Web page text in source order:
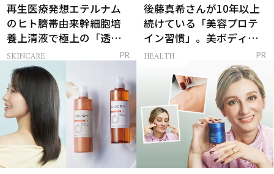
再生医療発想エテルナム
のヒト臍帯由来幹細胞培
養上清液で極上の「透明
感ハリ肌」へ
SKINCARE PR
後藤真希さんが10年以上
続けている「美容プロテ
イン習慣」。美ボディを
支える朝ルーティンと
HEALTH PR